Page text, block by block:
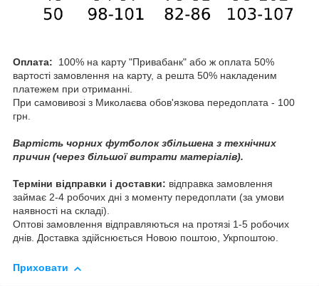
Оплата:
100% на карту "Привабанк" або ж оплата 50%
вартості замовлення на карту, а решта 50% накладеним
платежем при отриманні.
При самовивозі з Миколаєва обов'язкова передоплата - 100
грн.
Вартість чорних футболок збільшена з технічних
причин (через більшої витрати матеріалів).
Терміни відправки і доставки: відправка замовлення
займає 2-4 робочих дні з моменту передоплати (за умови
наявності на складі).
Оптові замовлення відправляються на протязі 1-5 робочих
днів. Доставка здійснюється Новою поштою, Укрпоштою.
Приховати